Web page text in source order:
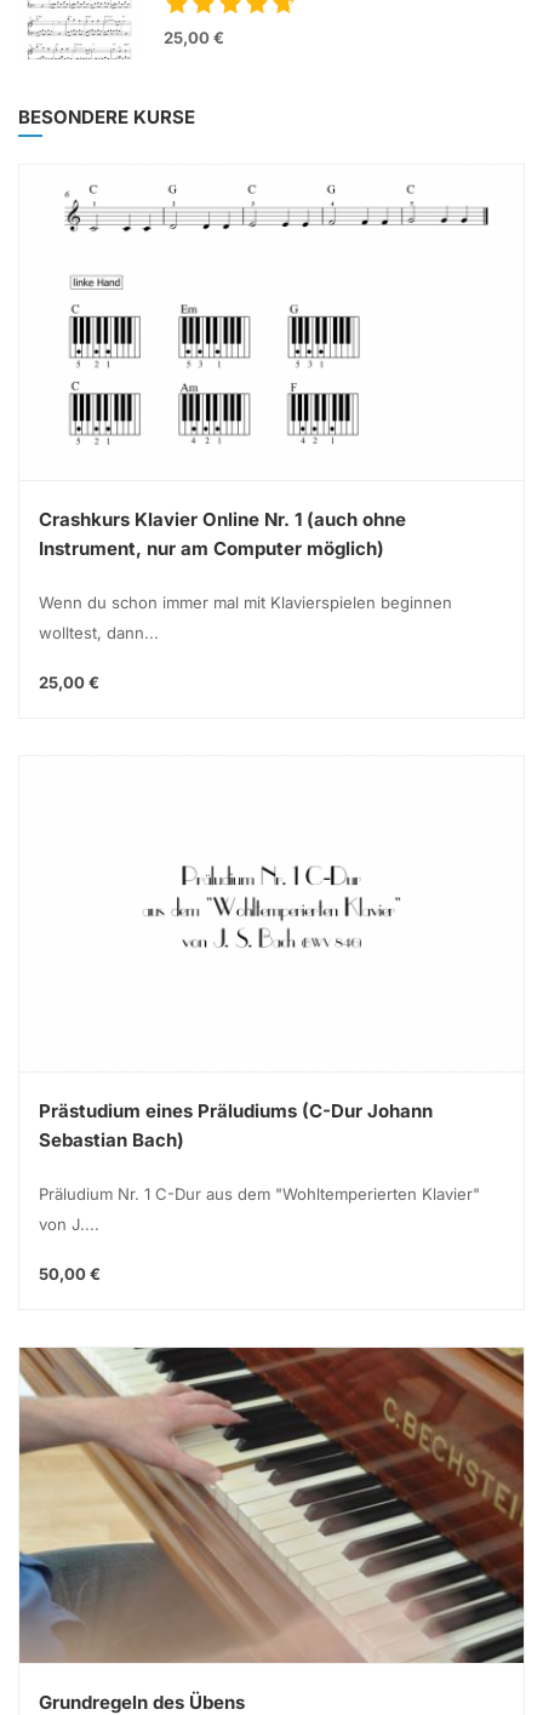
25,00 €
BESONDERE KURSE
Crashkurs Klavier Online Nr. 1 (auch ohne
Instrument, nur am Computer möglich)
Wenn du schon immer mal mit Klavierspielen beginnen
wolltest, dann...
25,00 €
Prästudium eines Präludiums (C-Dur Johann
Sebastian Bach)
Präludium Nr. 1 C-Dur aus dem "Wohltemperierten Klavier"
von J....
50,00 €
Grundregeln des Übens